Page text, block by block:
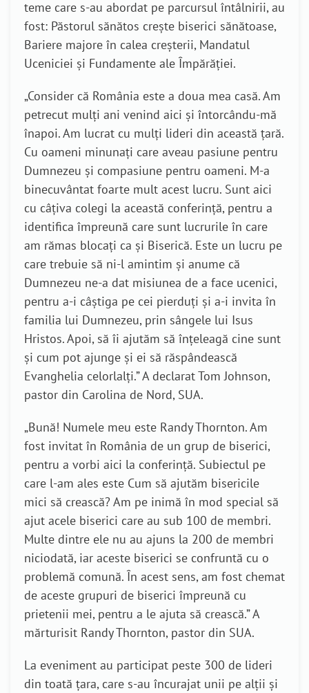
teme care s-au abordat pe parcursul întâlnirii, au
fost: Păstorul sănătos crește biserici sănătoase,
Bariere majore în calea creșterii, Mandatul
Uceniciei și Fundamente ale Împărăției.
„Consider că România este a doua mea casă. Am
petrecut mulți ani venind aici și întorcându-mă
înapoi. Am lucrat cu mulți lideri din această țară.
Cu oameni minunați care aveau pasiune pentru
Dumnezeu și compasiune pentru oameni. M-a
binecuvântat foarte mult acest lucru. Sunt aici
cu câțiva colegi la această conferință, pentru a
identifica împreună care sunt lucrurile în care
am rămas blocați ca și Biserică. Este un lucru pe
care trebuie să ni-l amintim și anume că
Dumnezeu ne-a dat misiunea de a face ucenici,
pentru a-i câștiga pe cei pierduți și a-i invita în
familia lui Dumnezeu, prin sângele lui Isus
Hristos. Apoi, să îi ajutăm să înțeleagă cine sunt
și cum pot ajunge și ei să răspândească
Evanghelia celorlalți.” A declarat Tom Johnson,
pastor din Carolina de Nord, SUA.
„Bună! Numele meu este Randy Thornton. Am
fost invitat în România de un grup de biserici,
pentru a vorbi aici la conferință. Subiectul pe
care l-am ales este Cum să ajutăm bisericile
mici să crească? Am pe inimă în mod special să
ajut acele biserici care au sub 100 de membri.
Multe dintre ele nu au ajuns la 200 de membri
niciodată, iar aceste biserici se confruntă cu o
problemă comună. În acest sens, am fost chemat
de aceste grupuri de biserici împreună cu
prietenii mei, pentru a le ajuta să crească.” A
mărturisit Randy Thornton, pastor din SUA.
La eveniment au participat peste 300 de lideri
din toată țara, care s-au încurajat unii pe alții și